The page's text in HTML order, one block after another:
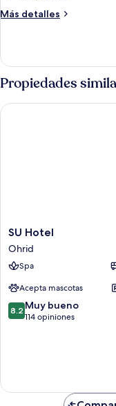
Más detalles
Más
cuádruple
clásica
Propiedades
SU
Hotel
Ohrid
SU Hotel
Ohrid
Spa
Acepta mascotas
8.2
de
8.2 Muy bueno
114 opiniones
SU Hotel